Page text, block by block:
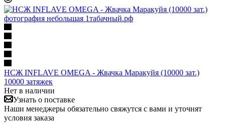
НСЖ INFLAVE OMEGA - Жвачка Маракуйя (10000 зат.)
10000 затяжек
Нет в наличии
Узнать о поставке
Наши менеджеры обязательно свяжутся с вами и уточнят
условия заказа